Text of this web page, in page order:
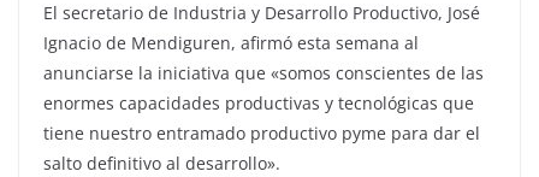
El secretario de Industria y Desarrollo Productivo, José
Ignacio de Mendiguren, afirmó esta semana al
anunciarse la iniciativa que «somos conscientes de las
enormes capacidades productivas y tecnológicas que
tiene nuestro entramado productivo pyme para dar el
salto definitivo al desarrollo».